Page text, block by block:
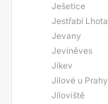
Ješetice
Jestřabí Lhota
Jevany
Jeviněves
Jíkev
Jílové u Prahy
Jíloviště